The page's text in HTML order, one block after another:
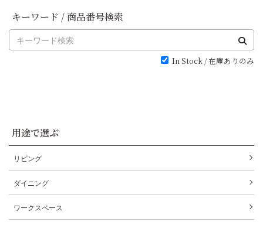
キーワード / 商品番号検索
In Stock / 在庫ありのみ
用途で選ぶ
リビング
ダイニング
ワークスペース